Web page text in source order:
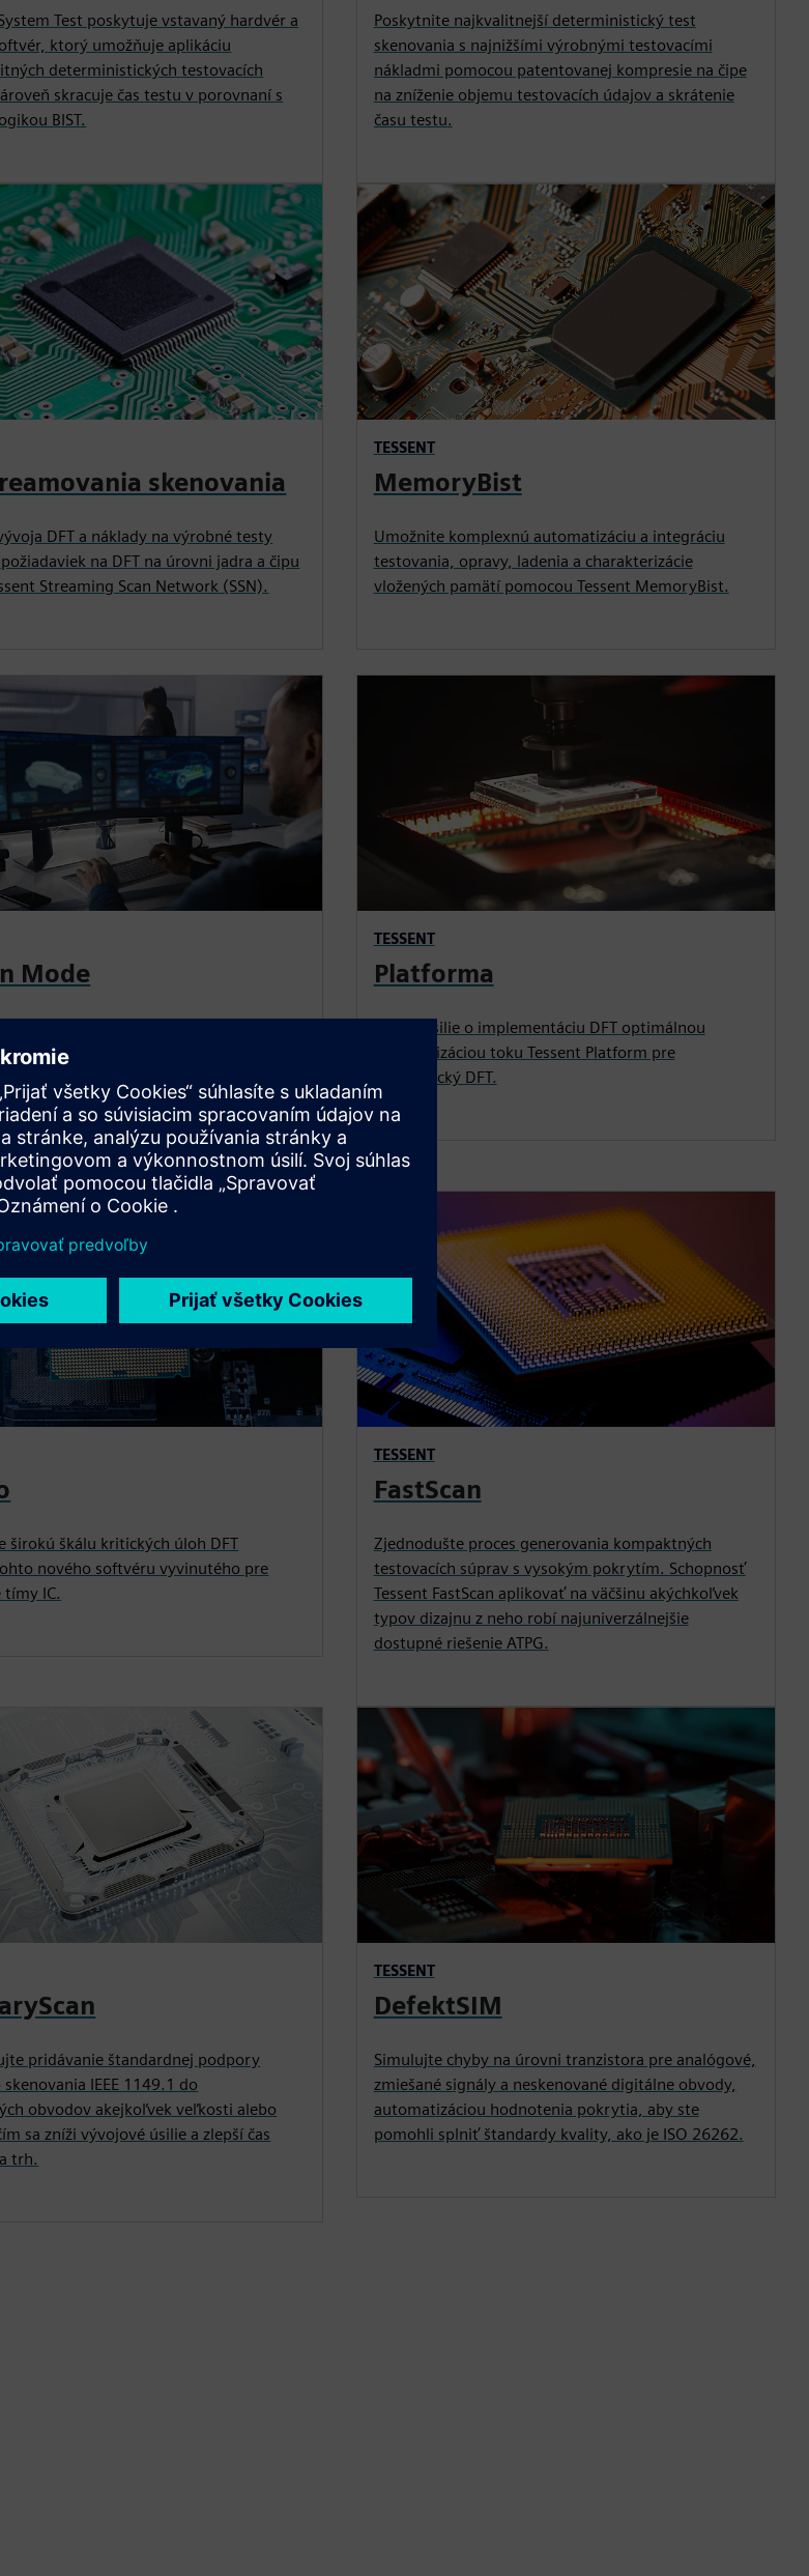
Test poskytuje vstavaný hardvér a
ktorý umožňuje aplikáciu
deterministických testovacích
skracuje čas testu v porovnaní s
BIST.
Poskytnite najkvalitnejší deterministický test
skenovania s najnižšími výrobnými testovacími
nákladmi pomocou patentovanej kompresie na čipe
na zníženie objemu testovacích údajov a skrátenie
času testu.
skenovania
DFT a náklady na výrobné testy
na DFT na úrovni jadra a čipu
Streaming Scan Network (SSN).
TESSENT
MemoryBist
Umožnite komplexnú automatizáciu a integráciu
testovania, opravy, ladenia a charakterizácie
vložených pamätí pomocou Tessent MemoryBist.
Mode
diagnostiku IC v ktoromkoľvek bode
TESSENT
Platforma
Znížte úsilie o implementáciu DFT optimálnou
automatizáciou toku Tessent Platform pre
hierarchický DFT.
širokú škálu kritických úloh DFT
nového softvéru vyvinutého pre
tímy IC.
TESSENT
FastScan
Zjednodušte proces generovania kompaktných
testovacích súprav s vysokým pokrytím. Schopnosť
Tessent FastScan aplikovať na väčšinu akýchkoľvek
typov dizajnu z neho robí najuniverzálnejšie
dostupné riešenie ATPG.
pridávanie štandardnej podpory
IEEE 1149.1 do
obvodov akejkoľvek veľkosti alebo
sa zníži vývojové úsilie a zlepší čas
trh.
TESSENT
DefektSIM
Simulujte chyby na úrovni tranzistora pre analógové,
zmiešané signály a neskenované digitálne obvody,
automatizáciou hodnotenia pokrytia, aby ste
pomohli splniť štandardy kvality, ako je ISO 26262.